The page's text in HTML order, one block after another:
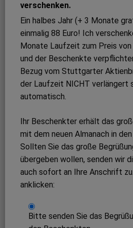
verschenken.
Ein halbes Jahr (+ 3 Monate
einmalig ­88 Euro! Ich
Monate Laufzeit zum Preis
und der Beschenkte
Bezug vom Stuttgarter
der Laufzeit NICHT verlängert
automatisch.
Ihr Beschenkter erhält das
mit dem neuen Almanach in
Sollten Sie das große
übergeben wollen, senden wir
auch sofort an Ihre Anschrift
anklicken:
Bitte senden Sie das